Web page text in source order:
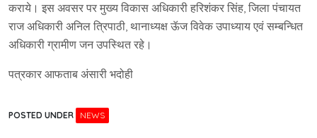
कराये। इस अवसर पर मुख्य विकास अधिकारी हरिशंकर सिंह, जिला पंचायत
राज अधिकारी अनिल त्रिपाठी, थानाध्यक्ष ऊॅज विवेक उपाध्याय एवं सम्बन्धित
अधिकारी ग्रामीण जन उपस्थित रहे।
पत्रकार आफताब अंसारी भदोही
POSTED UNDER NEWS